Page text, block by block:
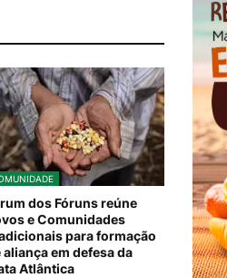
dos Fóruns reúne
e Comunidades
para formação
aliança em defesa da
Atlântica